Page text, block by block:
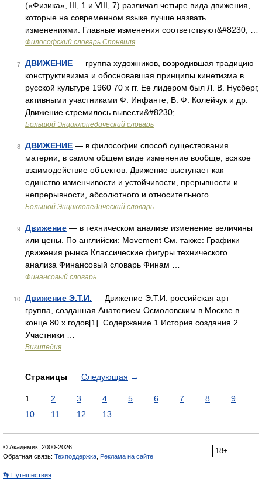
(«Физика», III, 1 и VIII, 7) различал четыре вида движения,
которые на современном языке лучше назвать
изменениями. Главные изменения соответствуют&#8230; …
Философский словарь Спонвиля
7 ДВИЖЕНИЕ — группа художников, возродившая традицию
конструктивизма и обосновавшая принципы кинетизма в
русской культуре 1960 70 х гг. Ее лидером был Л. В. Нусберг,
активными участниками Ф. Инфанте, В. Ф. Колейчук и др.
Движение стремилось вывести&#8230; …
Большой Энциклопедический словарь
8 ДВИЖЕНИЕ — в философии способ существования
материи, в самом общем виде изменение вообще, всякое
взаимодействие объектов. Движение выступает как
единство изменчивости и устойчивости, прерывности и
непрерывности, абсолютного и относительного …
Большой Энциклопедический словарь
9 Движение — в техническом анализе изменение величины
или цены. По английски: Movement См. также: Графики
движения рынка Классические фигуры технического
анализа Финансовый словарь Финам …
Финансовый словарь
10 Движение Э.Т.И. — Движение Э.Т.И. российская арт
группа, созданная Анатолием Осмоловским в Москве в
конце 80 х годов[1]. Содержание 1 История создания 2
Участники …
Википедия
Страницы Следующая →
1 2 3 4 5 6 7 8
9
10
11 12 13
18+
© Академик, 2000-2026
Обратная связь: Техподдержка Реклама на сайте
👣 Путешествия